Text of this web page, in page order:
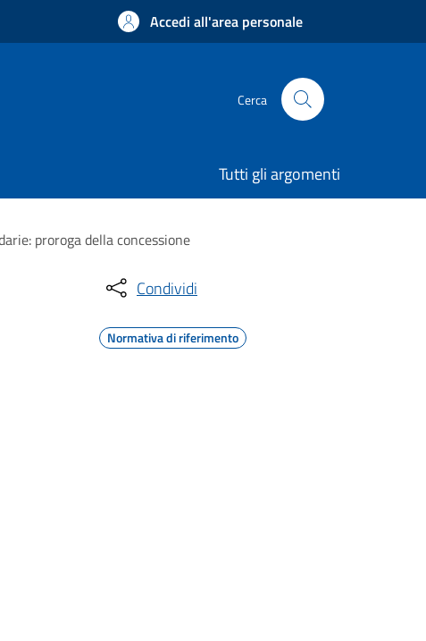
Accedi all'area personale
Cerca
Tutti gli argomenti
proroga della concessione
Condividi
Normativa di riferimento